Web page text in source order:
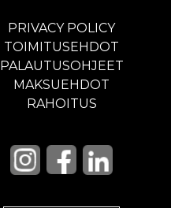
PRIVACY POLICY
TOIMITUSEHDOT
PALAUTUSOHJEET
MAKSUEHDOT
RAHOITUS